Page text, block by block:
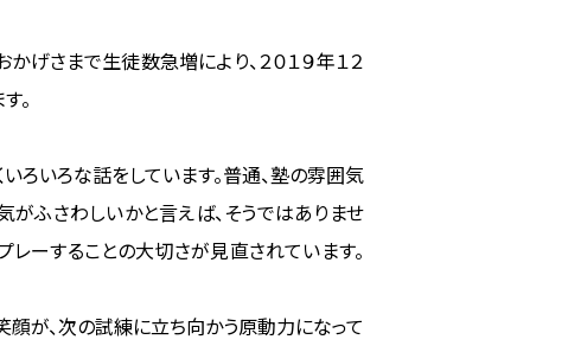
さまで生徒数急増により、２０１９年１２
。
ろいろな話をしています。普通、塾の雰囲気
がふさわしいかと言えば、そうではありませ
レーすることの大切さが見直されています。
顔が、次の試練に立ち向かう原動力になって